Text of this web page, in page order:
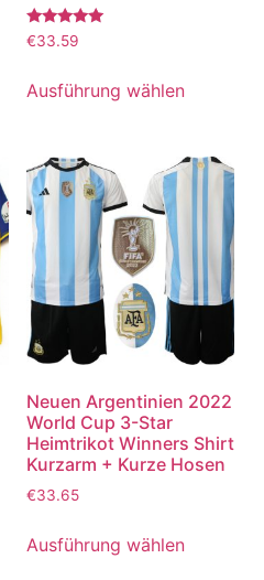
Bewertet
mit
von 5
€33.59
Ausführung wählen
Neuen Argentinien 2022
World Cup 3-Star
Heimtrikot Winners Shirt
Kurzarm + Kurze Hosen
€33.65
Ausführung wählen